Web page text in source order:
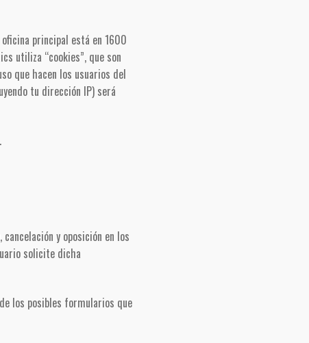
principal está en 1600
utiliza “cookies”, que son
que hacen los usuarios del
tu dirección IP) será
y oposición en los
solicite dicha
los posibles formularios que